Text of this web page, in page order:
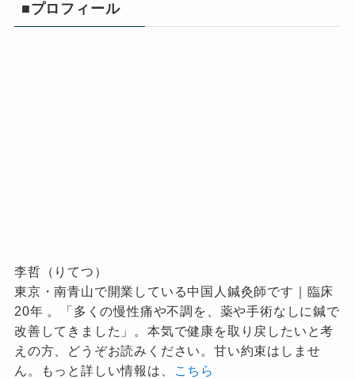
■プロフィール
李哲（りてつ）
東京・南青山で開業している中国人鍼灸師です｜臨床
20年 。「多くの慢性痛や不調を、薬や手術なしに鍼で
改善してきました」。本気で健康を取り戻したいと考
えの方、どうぞお読みください。甘い約束はしませ
ん。もっと詳しい情報は、
こちら